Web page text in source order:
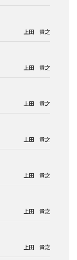
上田 貴之
上田 貴之
上田 貴之
上田 貴之
上田 貴之
上田 貴之
上田 貴之